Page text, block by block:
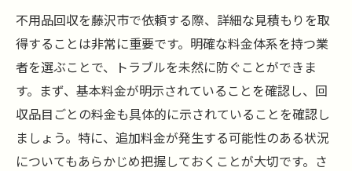
不用品回収を藤沢市で依頼する際、詳細な見積もりを取
得することは非常に重要です。明確な料金体系を持つ業
者を選ぶことで、トラブルを未然に防ぐことができま
す。まず、基本料金が明示されていることを確認し、回
収品目ごとの料金も具体的に示されていることを確認し
ましょう。特に、追加料金が発生する可能性のある状況
についてもあらかじめ把握しておくことが大切です。さ